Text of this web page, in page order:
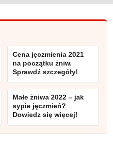
Cena jęczmienia 2021
na początku żniw.
Sprawdź szczegóły!
Małe żniwa 2022 – jak
sypie jęczmień?
Dowiedz się więcej!